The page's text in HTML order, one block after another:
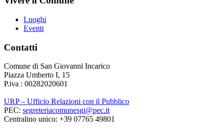
Luoghi
Eventi
Contatti
Comune di San Giovanni Incarico
Piazza Umberto I, 15
P.iva : 00282020601
URP – Ufficio Relazioni con il Pubblico
PEC: segreteriacomunesgi@pec.it
Centralino unico: +39 07765 49801